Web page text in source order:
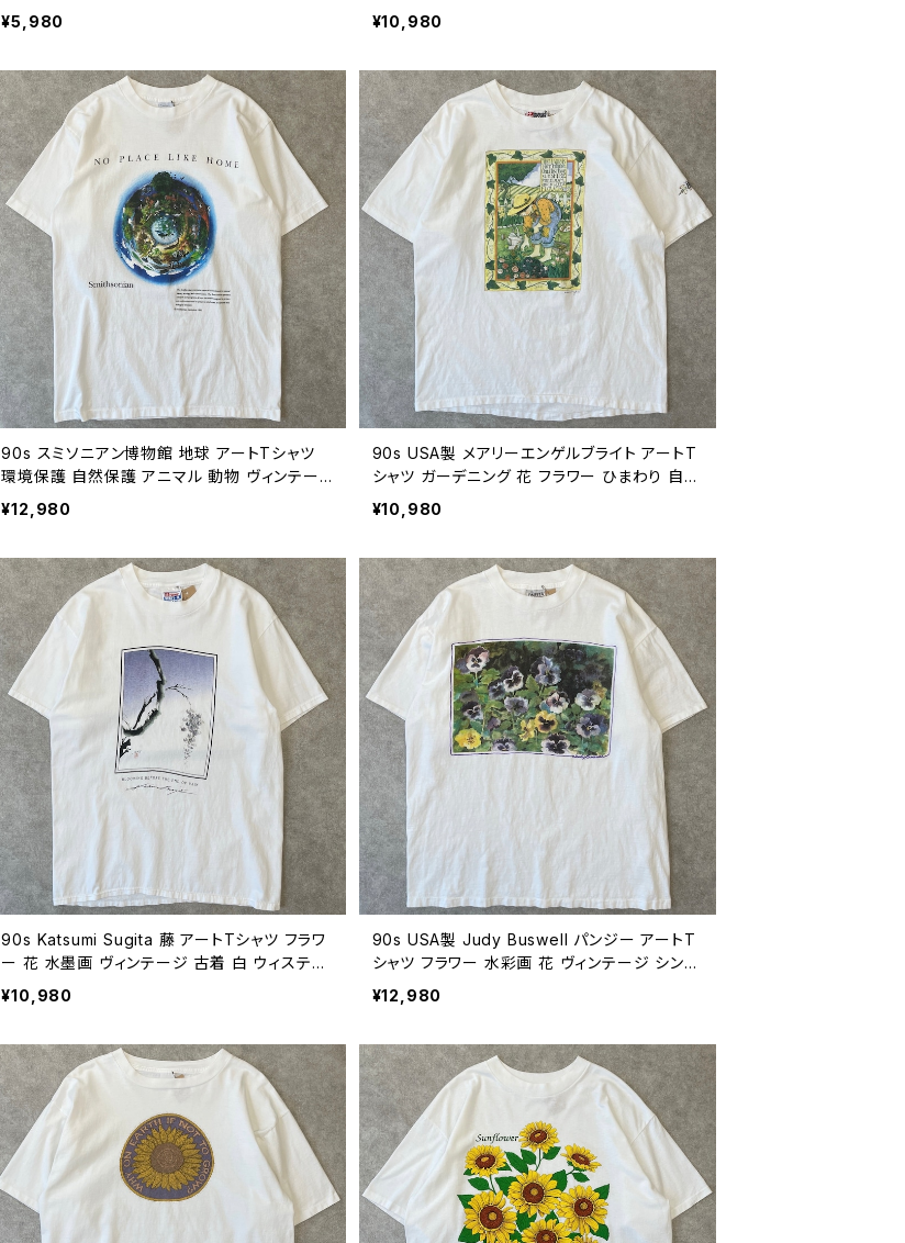
代 ビンテージ XL 26080811
¥5,980
白 ビンテージ L 26080810
¥10,980
90s スミソニアン博物館 地球 アートTシャツ
環境保護 自然保護 アニマル 動物 ヴィンテー
ジ シングルステッチ EARTH DAY 古着 白 90
年代 ビンテージ L 26080808
¥12,980
90s USA製 メアリーエンゲルブライト アートT
シャツ ガーデニング 花 フラワー ひまわり 自然
ネイチャー 葉 植物 ボタニカル 絵本 ヴィンテー
ジ シングルステッチ 古着 白 90年代 XL 260
¥10,980
90s Katsumi Sugita 藤 アートTシャツ フラワ
ー 花 水墨画 ヴィンテージ 古着 白 ウィステリ
ア 90年代 ビンテージ M 26080805
¥10,980
90s USA製 Judy Buswell パンジー アートT
シャツ フラワー 水彩画 花 ヴィンテージ シング
ルステッチ 古着 白 90年代 ビンテージ XL 26
080804
¥12,980